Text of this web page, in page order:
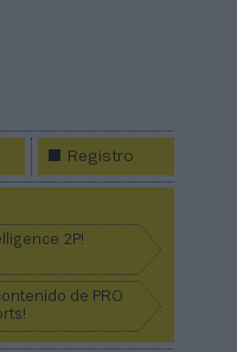
Registro
2P!
de PRO